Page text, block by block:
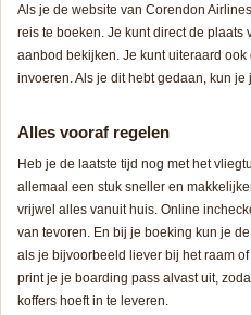
Als je de website van Corendon
reis te boeken. Je kunt direct de plaats
aanbod bekijken. Je kunt uiteraard
invoeren. Als je dit hebt gedaan, kun je
Alles vooraf regelen
Heb je de laatste tijd nog met het
allemaal een stuk sneller en
vrijwel alles vanuit huis. Online
van tevoren. En bij je boeking kun je
als je bijvoorbeeld liever bij het raam
print je je boarding pass alvast uit,
koffers hoeft in te leveren.